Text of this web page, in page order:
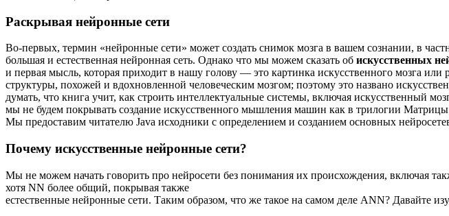
Раскрывая нейронные сети
Во-первых, термин «нейронные сети» может создать снимок мозга в вашем сознании, в
большая и естественная нейронная сеть. Однако что мы можем сказать об искусственных
и первая мысль, которая приходит в нашу голову — это картинка искусственного мозга или
структуры, похожей и вдохновленной человеческим мозгом; поэтому это названо
думать, что книга учит, как строить интеллектуальные системы, включая искусственный
мы не будем покрывать создание искусственного мышления машин как в трилогии
Мы предоставим читателю Java исходники с определением и созданием основных
Почему искусственные нейронные сети?
Мы не можем начать говорить про нейросети без понимания их происхождения, включая
хотя NN более общий, покрывая также
естественные нейронные сети. Таким образом, что же такое на самом деле ANN? Давайте